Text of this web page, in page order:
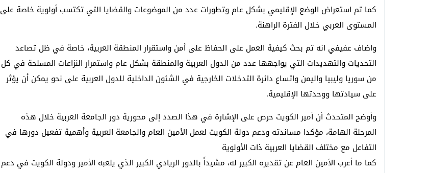
كما تم استعراض الوضع الإقليمي بشكل عام وتطورات عدد من الموضوعات والقضايا التي تكتسب أولوية خاصة على
المستوى العربي خلال الفترة الراهنة.
واضاف عفيفي انه تم بحث كيفية العمل على الحفاظ على أمن واستقرار المنطقة العربية، خاصة في ظل تصاعد
التحديات والتهديدات التي يواجهها عدد من الدول العربية والمنطقة بشكل عام واستمرار النزاعات المسلحة في كل
من سوريا وليبيا واليمن واتساع دائرة التدخلات الخارجية في الشئون الداخلية للدول العربية على نحو يمكن أن يؤثر
على سيادتها ووحدتها الإقليمية.
وأوضح المتحدث أن أمير الكويت حرص على الإشارة في هذا الصدد إلى محورية دور الجامعة العربية خلال هذه
المرحلة الهامة، مؤكدا مساندته ودعم دولة الكويت لعمل الأمين العام والجامعة العربية وأهمية تفعيل دورها في
التفاعل مع مختلف القضايا العربية ذات الأولوية
كما ما أعرب الأمين العام عن تقديره الكبير له، مشيداً بالدور الريادي الكبير الذي يلعبه الأمير ودولة الكويت في دعم